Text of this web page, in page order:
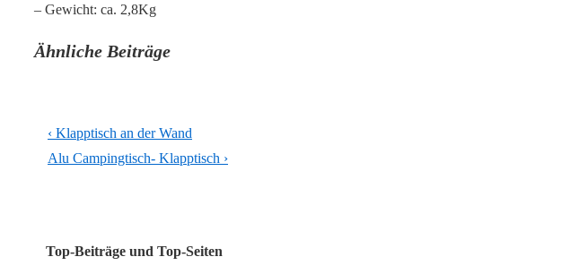
– Gewicht: ca. 2,8Kg
Ähnliche Beiträge
Beitragsnavigation
Vorheriger
Beitrag
‹ Klapptisch an der Wand
Nächster
Alu Campingtisch- Klapptisch ›
Top-Beiträge und Top-Seiten